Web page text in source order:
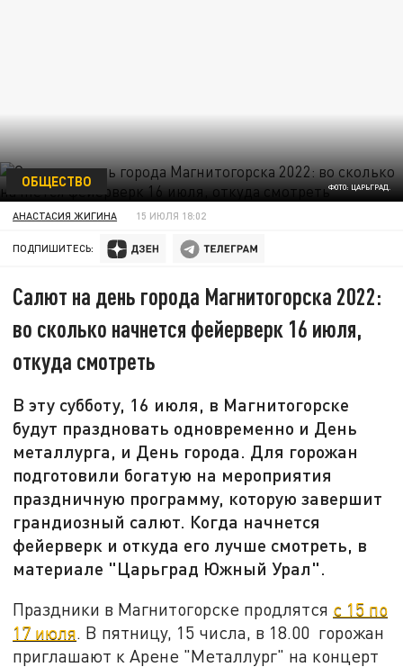
ФОТО: ЦАРЬГРАД.
ОБЩЕСТВО
АНАСТАСИЯ ЖИГИНА 15 ИЮЛЯ 18:02
ПОДПИШИТЕСЬ:
Салют на день города Магнитогорска 2022:
во сколько начнется фейерверк 16 июля,
откуда смотреть
В эту субботу, 16 июля, в Магнитогорске
будут праздновать одновременно и День
металлурга, и День города. Для горожан
подготовили богатую на мероприятия
праздничную программу, которую завершит
грандиозный салют. Когда начнется
фейерверк и откуда его лучше смотреть, в
материале "Царьград Южный Урал".
Праздники в Магнитогорске продлятся с 15 по
17 июля. В пятницу, 15 числа, в 18.00 горожан
приглашают к Арене "Металлург" на концерт